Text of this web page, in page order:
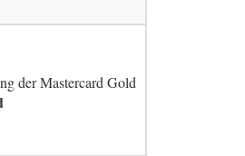
der Mastercard Gold